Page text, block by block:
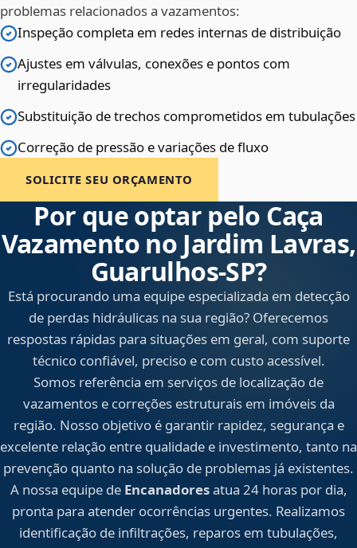
problemas relacionados a vazamentos:
Inspeção completa em redes internas de distribuição
Ajustes em válvulas, conexões e pontos com
irregularidades
Substituição de trechos comprometidos em tubulações
Correção de pressão e variações de fluxo
SOLICITE SEU ORÇAMENTO
Por que optar pelo Caça
Vazamento no Jardim Lavras,
Guarulhos‑SP?
Está procurando uma equipe especializada em detecção
de perdas hidráulicas na sua região? Oferecemos
respostas rápidas para situações em geral, com suporte
técnico confiável, preciso e com custo acessível.
Somos referência em serviços de localização de
vazamentos e correções estruturais em imóveis da
região. Nosso objetivo é garantir rapidez, segurança e
excelente relação entre qualidade e investimento, tanto na
prevenção quanto na solução de problemas já existentes.
A nossa equipe de Encanadoresatua 24 horas por dia,
pronta para atender ocorrências urgentes. Realizamos
identificação de infiltrações, reparos em tubulações,